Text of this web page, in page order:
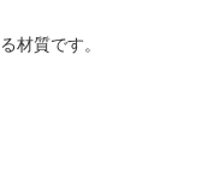
材質です。